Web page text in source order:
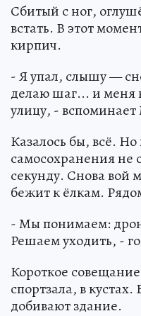
Сбитый с ног,
встать. В этот
кирпич.
- Я упал, слышу —
делаю шаг... и меня
улицу, -
Казалось бы, всё.
самосохранения не
секунду. Снова вой
бежит к ёлкам.
- Мы понимаем:
Решаем уходить, -
Короткое
спортзала, в
добивают здание.